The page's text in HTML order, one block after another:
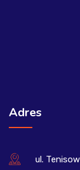
Adres
ul.